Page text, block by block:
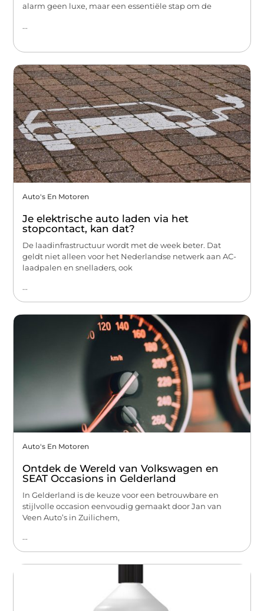
alarm geen luxe, maar een essentiële stap om de
...
Auto's En Motoren
Je elektrische auto laden via het
stopcontact, kan dat?
De laadinfrastructuur wordt met de week beter. Dat
geldt niet alleen voor het Nederlandse netwerk aan AC-
laadpalen en snelladers, ook
...
Auto's En Motoren
Ontdek de Wereld van Volkswagen en
SEAT Occasions in Gelderland
In Gelderland is de keuze voor een betrouwbare en
stijlvolle occasion eenvoudig gemaakt door Jan van
Veen Auto’s in Zuilichem,
...